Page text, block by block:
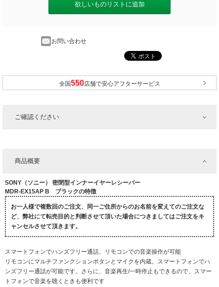
欲しいものリストに追加
お問い合わせ
全国 店舗で安心アフターサービス
ご確認ください
商品概要
SONY（ソニー） 密閉型インナーイヤーレシーバー
MDR-EX15AP B ブラックの特徴
お一人様で複数回のご注文、同一ご住所からのお名前を変えてのご注文な
ど、弊社にて転売目的と判断させて頂いた場合につきましてはご注文をキ
ャンセルさせて頂きます。
スマートフォンでハンズフリー通話、リモコンでの音楽操作が可能
リモコンにマルチファンクションボタンとマイクを内蔵。スマートフォンでハ
ンズフリー通話が可能です。さらに、音楽再生/一時停止もできるので、スマー
トフォンで音楽を聴くときも便利です